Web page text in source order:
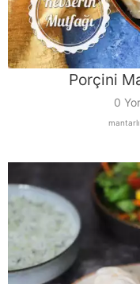
Porçini
0